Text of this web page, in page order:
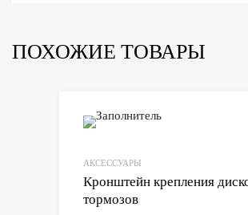
23мм
ПОХОЖИЕ ТОВАРЫ
АКСЕССУАРЫ
Кронштейн крепления
тормозов